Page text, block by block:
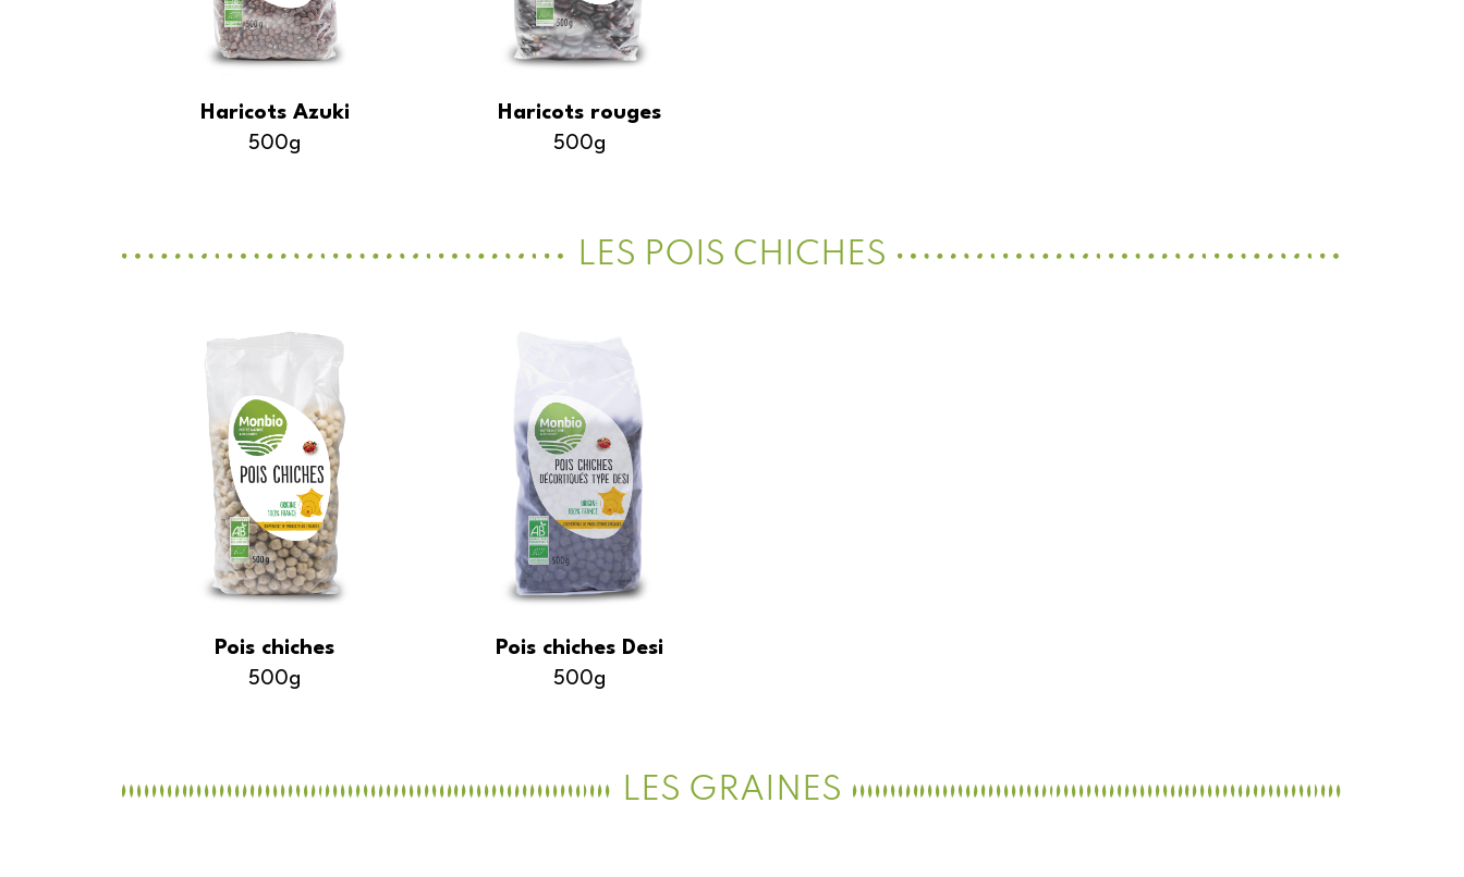
Haricots Azuki
500g
Haricots rouges
500g
LES POIS CHICHES
Pois chiches
500g
Pois chiches Desi
500g
LES GRAINES